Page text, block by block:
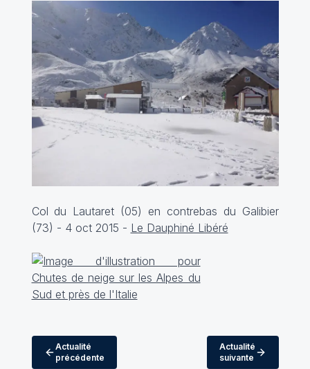
Col du Lautaret (05) en contrebas du Galibier
(73) - 4 oct 2015 - Le Dauphiné Libéré
Actualité
précédente
Actualité
suivante